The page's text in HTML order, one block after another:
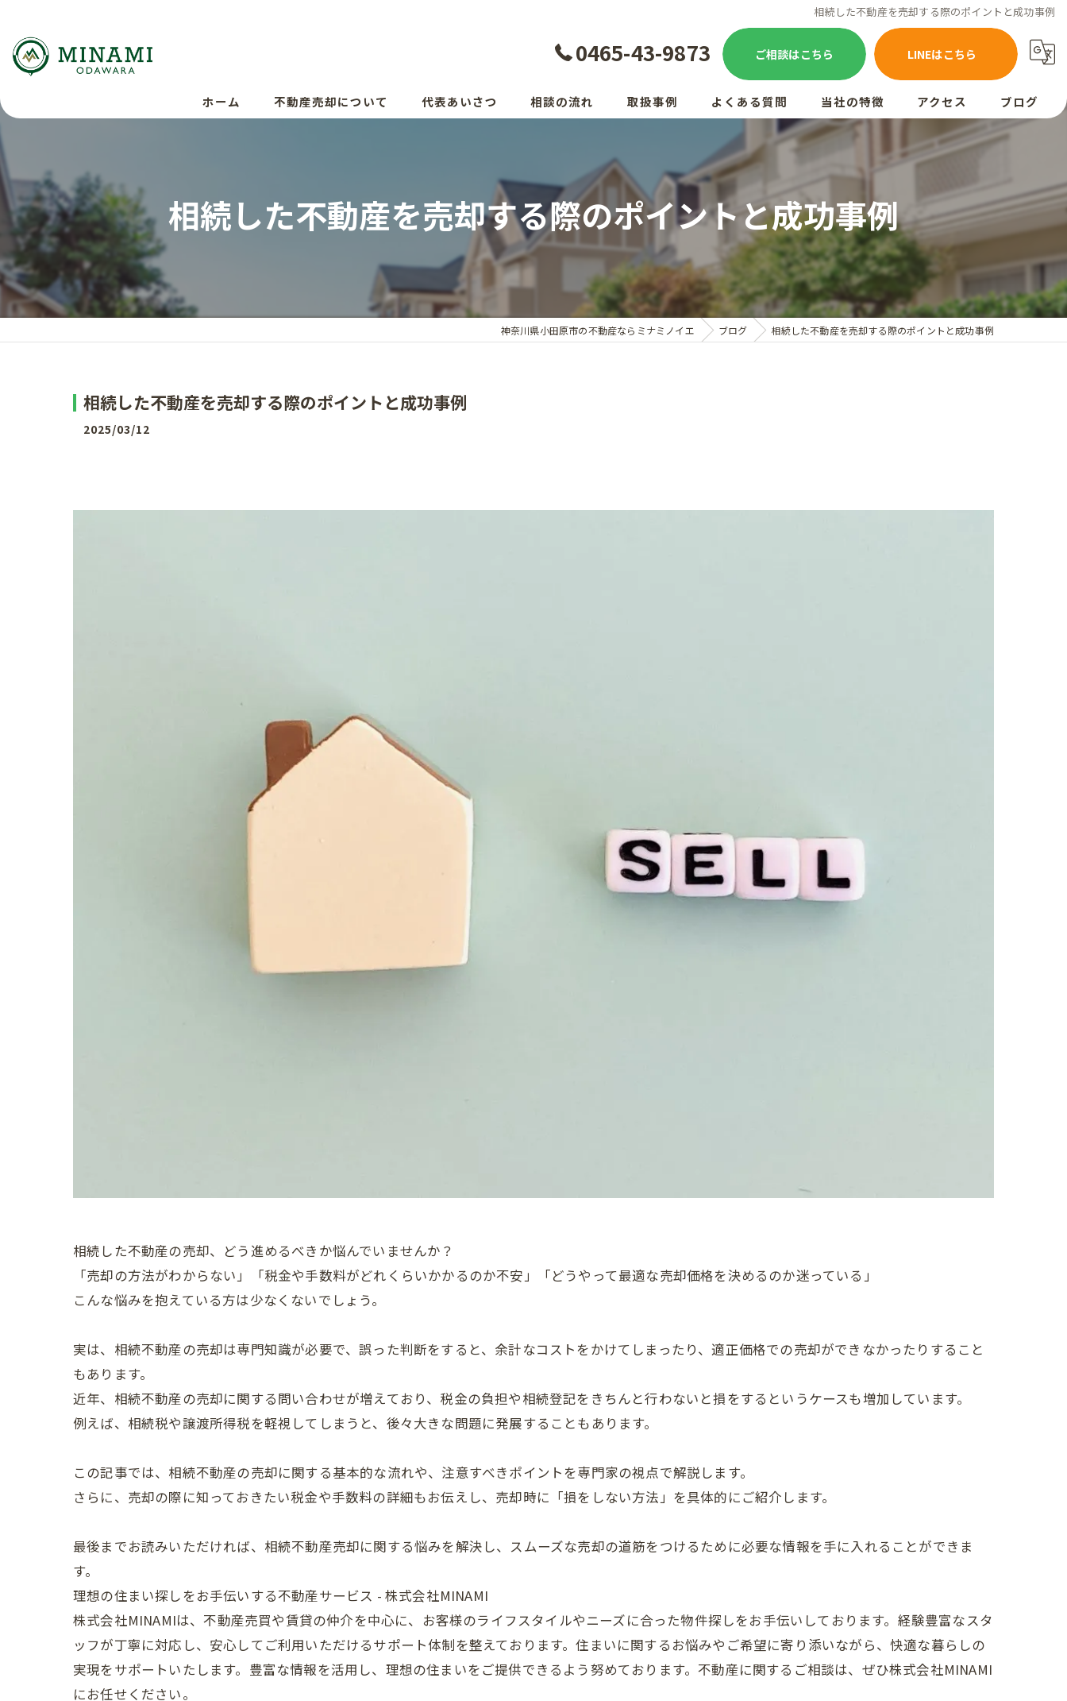
相続した不動産を売却する際のポイントと成功事例
0465-43-9873 ご相談はこちら LINEはこちら
ホーム 不動産売却について 代表あいさつ 相談の流れ 取扱事例 よくある質問
お客様の声
当社の特徴
相続
空き家
査定
アクセス ブログ
相続した不動産を売却する際のポイントと成功事例
神奈川県小田原市の不動産ならミナミノイエ ブログ 相続した不動産を売却する際のポイントと成功事例
相続した不動産を売却する際のポイントと成功事例
2025/03/12
相続した不動産の売却、どう進めるべきか悩んでいませんか？
「売却の方法がわからない」「税金や手数料がどれくらいかかるのか不安」「どうやって最適な売却価格を決めるのか迷っている」
こんな悩みを抱えている方は少なくないでしょう。
実は、相続不動産の売却は専門知識が必要で、誤った判断をすると、余計なコストをかけてしまったり、適正価格での売却ができなかったりすること
もあります。
近年、相続不動産の売却に関する問い合わせが増えており、税金の負担や相続登記をきちんと行わないと損をするというケースも増加しています。
例えば、相続税や譲渡所得税を軽視してしまうと、後々大きな問題に発展することもあります。
この記事では、相続不動産の売却に関する基本的な流れや、注意すべきポイントを専門家の視点で解説します。
さらに、売却の際に知っておきたい税金や手数料の詳細もお伝えし、売却時に「損をしない方法」を具体的にご紹介します。
最後までお読みいただければ、相続不動産売却に関する悩みを解決し、スムーズな売却の道筋をつけるために必要な情報を手に入れることができま
す。
理想の住まい探しをお手伝いする不動産サービス - 株式会社MINAMI
株式会社MINAMIは、不動産売買や賃貸の仲介を中心に、お客様のライフスタイルやニーズに合った物件探しをお手伝いしております。経験豊富なスタ
ッフが丁寧に対応し、安心してご利用いただけるサポート体制を整えております。住まいに関するお悩みやご希望に寄り添いながら、快適な暮らしの
実現をサポートいたします。豊富な情報を活用し、理想の住まいをご提供できるよう努めております。不動産に関するご相談は、ぜひ株式会社MINAMI
にお任せください。